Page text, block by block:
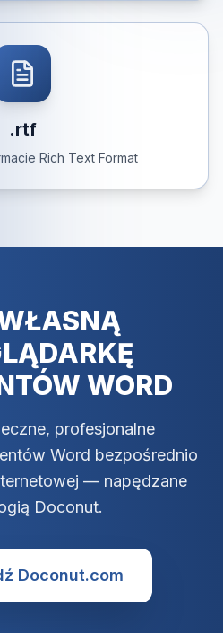
.rtf
Rich Text Format
WORD
profesjonalne
Word bezpośrednio
— napędzane
Doconut.
Doconut.com